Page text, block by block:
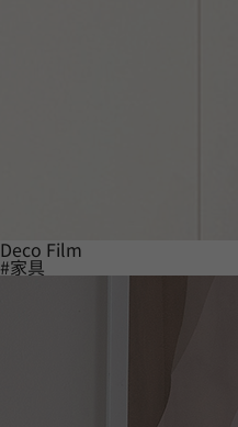
Deco Film
#家具